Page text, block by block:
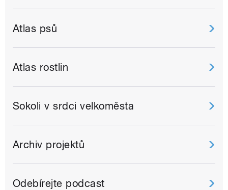
Atlas psů
Atlas rostlin
Sokoli v srdci velkoměsta
Archiv projektů
Odebírejte podcast